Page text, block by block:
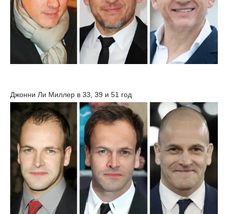
Джонни Ли Миллер в 33, 39 и 51 год